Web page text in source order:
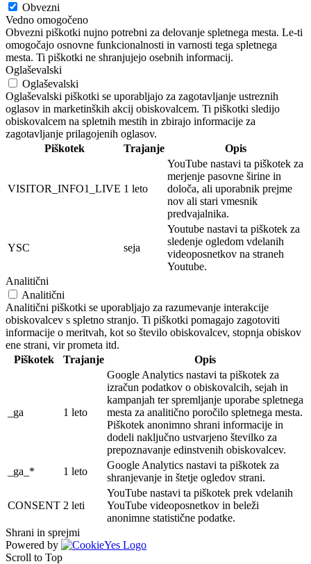
Obvezni
Vedno omogočeno
Obvezni piškotki nujno potrebni za delovanje spletnega mesta. Le-ti
omogočajo osnovne funkcionalnosti in varnosti tega spletnega
mesta. Ti piškotki ne shranjujejo osebnih informacij.
Oglaševalski
Oglaševalski
Oglaševalski piškotki se uporabljajo za zagotavljanje ustreznih
oglasov in marketinških akcij obiskovalcem. Ti piškotki sledijo
obiskovalcem na spletnih mestih in zbirajo informacije za
zagotavljanje prilagojenih oglasov.
Piškotek
Trajanje Opis
VISITOR_INFO1_LIVE 1 leto
YouTube nastavi ta piškotek za
merjenje pasovne širine in
določa, ali uporabnik prejme
nov ali stari vmesnik
predvajalnika.
YSC seja
Youtube nastavi ta piškotek za
sledenje ogledom vdelanih
videoposnetkov na straneh
Youtube.
Analitični
Analitični
Analitični piškotki se uporabljajo za razumevanje interakcije
obiskovalcev s spletno stranjo. Ti piškotki pomagajo zagotoviti
informacije o meritvah, kot so število obiskovalcev, stopnja obiskov
ene strani, vir prometa itd.
Piškotek
Trajanje Opis
_ga 1 leto
Google Analytics nastavi ta piškotek za
izračun podatkov o obiskovalcih, sejah in
kampanjah ter spremljanje uporabe spletnega
mesta za analitično poročilo spletnega mesta.
Piškotek anonimno shrani informacije in
dodeli naključno ustvarjeno številko za
prepoznavanje edinstvenih obiskovalcev.
_ga_*
1 leto
Google Analytics nastavi ta piškotek za
shranjevanje in štetje ogledov strani.
CONSENT 2 leti
YouTube nastavi ta piškotek prek vdelanih
YouTube videoposnetkov in beleži
anonimne statistične podatke.
Shrani in sprejmi
Powered by
Scroll to Top